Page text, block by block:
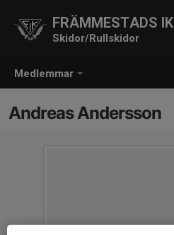
Medlemmar
FRÄMMESTADS IK
Skidor/Rullskidor
Andreas Andersson